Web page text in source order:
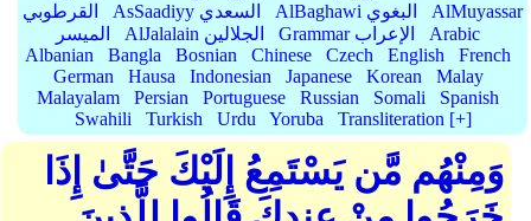
القرطوبي
AsSaadiyy السعدي AlBaghawi البغوي
AlMuyassar
الميسر
AlJalalain الجلالين Grammar الإعراب
Arabic
Albanian
Bangla Bosnian Chinese Czech English
French
German
Hausa Indonesian Japanese Korean
Malay
Malayalam
Persian Portuguese Russian Somali
Spanish
Swahili
Turkish Urdu Yoruba Transliteration [+]
وَمِنْهُم مَّن يَسْتَمِعُ إِلَيْكَ حَتَّىٰ إِذَا